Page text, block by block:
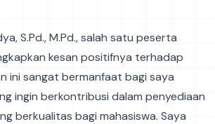
S.Pd., M.Pd., salah satu peserta
kesan positifnya terhadap
ini sangat bermanfaat bagi saya
ingin berkontribusi dalam penyediaan
berkualitas bagi mahasiswa. Saya